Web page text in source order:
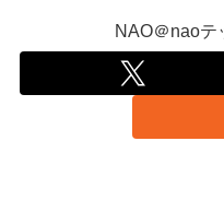
NAO＠naoテ